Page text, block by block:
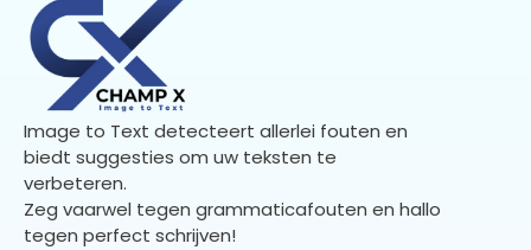
Image to Text detecteert allerlei fouten en
biedt suggesties om uw teksten te
verbeteren.
Zeg vaarwel tegen grammaticafouten en hallo
tegen perfect schrijven!